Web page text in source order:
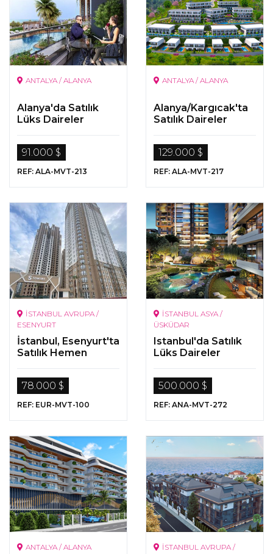
ANTALYA / ALANYA
Alanya'da Satılık
Lüks Daireler
91.000 $
REF: ALA-MVT-213
ANTALYA / ALANYA
Alanya/Kargıcak'ta
Satılık Daireler
129.000 $
REF: ALA-MVT-217
İSTANBUL AVRUPA /
ESENYURT
İstanbul, Esenyurt'ta
Satılık Hemen
Gayrimenkuller
78.000 $
REF: EUR-MVT-100
İSTANBUL ASYA /
ÜSKÜDAR
Istanbul'da Satılık
Lüks Daireler
500.000 $
REF: ANA-MVT-272
ANTALYA / ALANYA
İSTANBUL AVRUPA /